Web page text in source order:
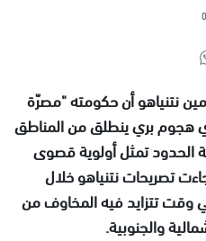
نتنياهو أن حكومته "مصرّة
هجوم بري ينطلق من المناطق
الحدود تمثل أولوية قصوى
تصريحات نتنياهو خلال
وقت تتزايد فيه المخاوف من
والجنوبية.